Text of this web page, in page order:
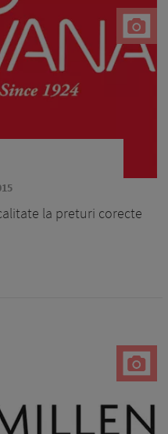
la preturi corecte